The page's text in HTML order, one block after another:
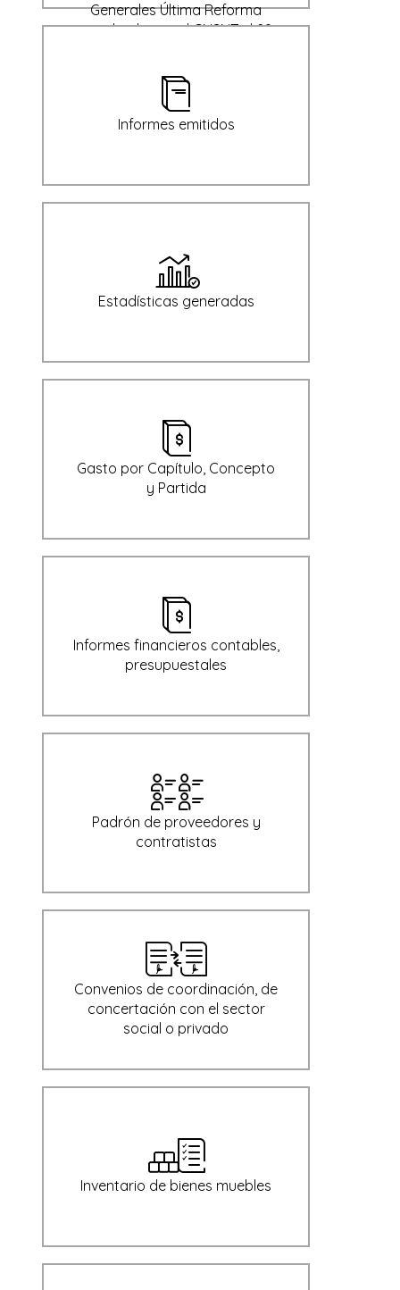
Generales Última Reforma
aprobada por el CNSNT el 29
Informes emitidos
Estadísticas generadas
Gasto por Capítulo, Concepto
y Partida
Informes financieros contables,
presupuestales
Padrón de proveedores y
contratistas
Convenios de coordinación, de
concertación con el sector
social o privado
Inventario de bienes muebles